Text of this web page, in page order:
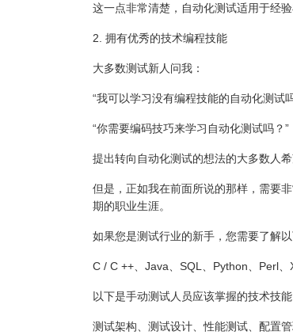
这一点非常清楚，自动化测试适用于经验
2. 拥有优秀的技术编程技能
大多数测试新人问我：
“我可以学习没有编程技能的自动化测试
“你需要编码技巧来学习自动化测试吗？”
提出转向自动化测试的想法的大多数人
但是，正如我在前面所说的那样，需要
期的职业生涯。
如果您是测试行业的新手，您需要了解以
C / C ++、Java、SQL、Python、Perl
以下是手动测试人员应该掌握的技术技
测试架构、测试设计、性能测试、配置